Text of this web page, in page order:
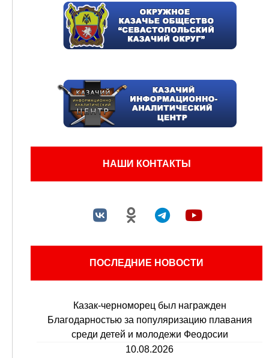
НАШИ КОНТАКТЫ
ПОСЛЕДНИЕ НОВОСТИ
Казак-черноморец был награжден
Благодарностью за популяризацию плавания
среди детей и молодежи Феодосии
10.08.2026